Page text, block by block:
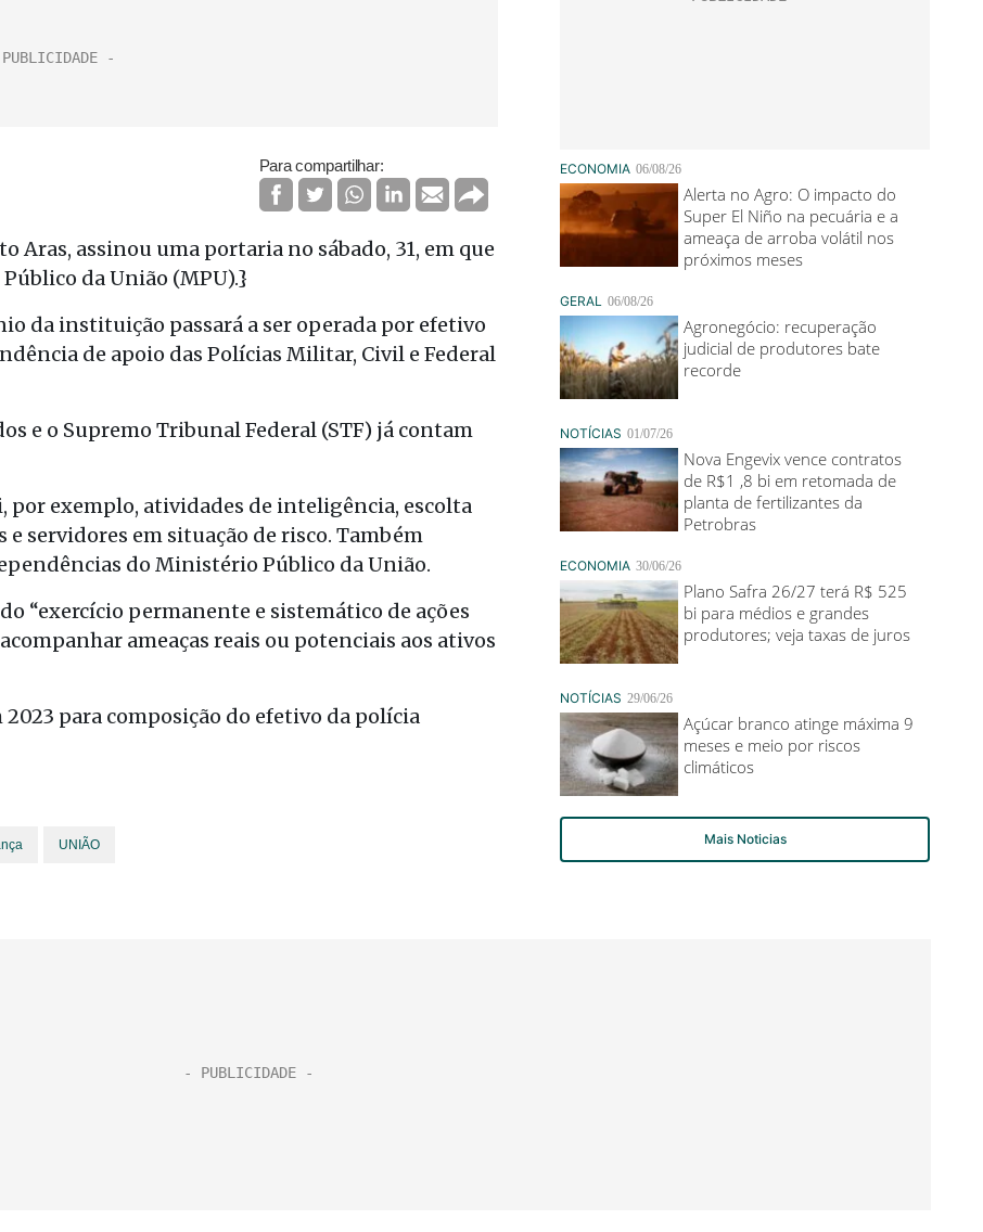
Para compartilhar:
Aras, assinou uma portaria no sábado, 31, em que
da União (MPU).}
da instituição passará a ser operada por efetivo
de apoio das Polícias Militar, Civil e Federal
e o Supremo Tribunal Federal (STF) já contam
exemplo, atividades de inteligência, escolta
servidores em situação de risco. Também
do Ministério Público da União.
“exercício permanente e sistemático de ações
ameaças reais ou potenciais aos ativos
para composição do efetivo da polícia
UNIÃO